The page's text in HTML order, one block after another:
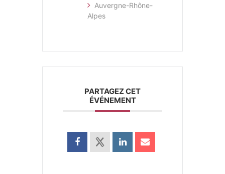
Auvergne-Rhône-
Alpes
PARTAGEZ CET
ÉVÉNEMENT